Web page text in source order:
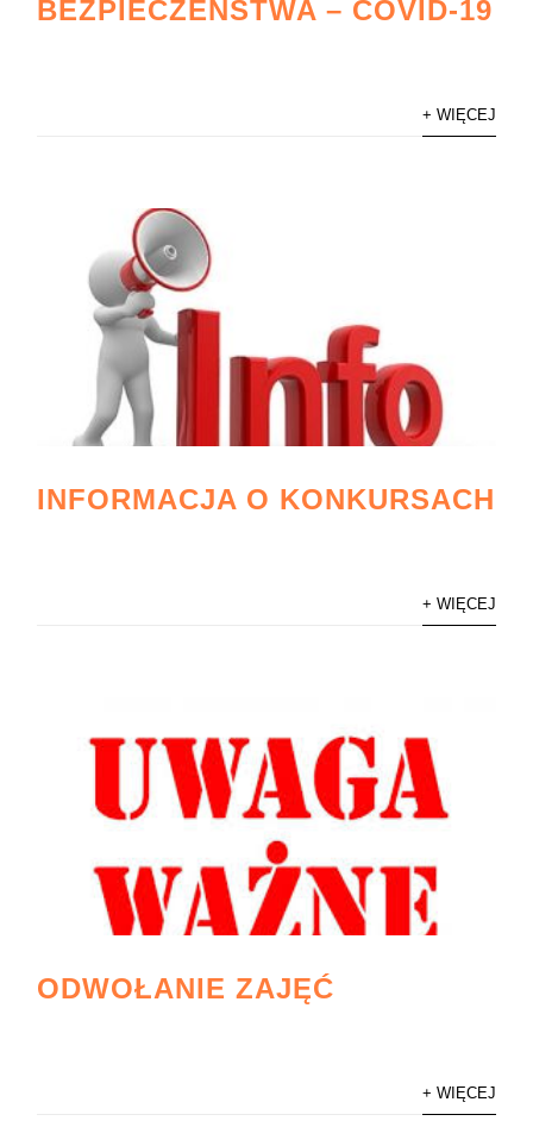
BEZPIECZEŃSTWA – COVID-19
+ WIĘCEJ
INFORMACJA O KONKURSACH
+ WIĘCEJ
ODWOŁANIE ZAJĘĆ
+ WIĘCEJ